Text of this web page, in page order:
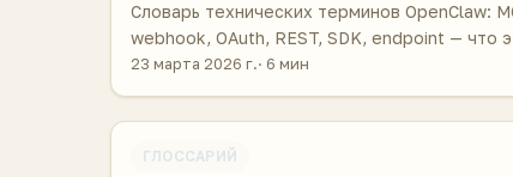
Словарь технических терминов OpenClaw:
webhook, OAuth, REST, SDK, endpoint — что
такое и как используется в контексте AI-
23 марта 2026 г. 6 мин
ГЛОССАРИЙ